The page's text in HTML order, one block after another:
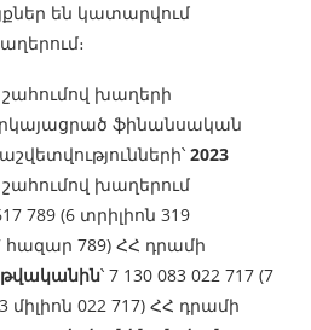
են կատարվում
խաղերի
ֆինանսական
2023
խաղերում
789 (6 տրիլիոն 319
հազար 789) ՀՀ դրամի
թվականին՝ 7 130 083 022 717 (7
միլիոն 022 717) ՀՀ դրամի